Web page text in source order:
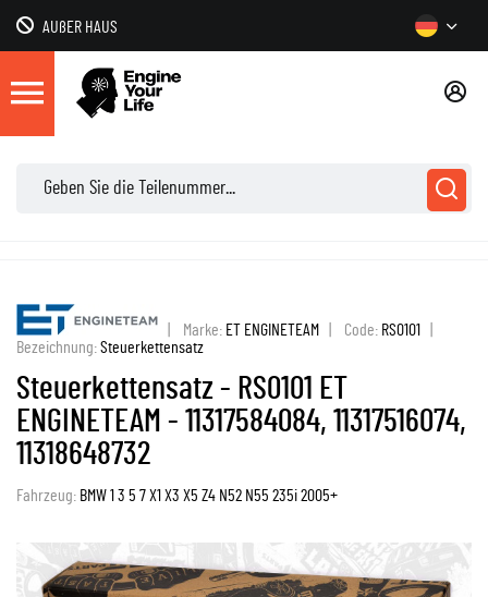
AUßER HAUS
Marke: ET ENGINETEAM Code: RS0101
Bezeichnung:Steuerkettensatz
Steuerkettensatz - RS0101 ET
ENGINETEAM - 11317584084, 11317516074,
11318648732
Fahrzeug: BMW 1 3 5 7 X1 X3 X5 Z4 N52 N55 235i 2005+